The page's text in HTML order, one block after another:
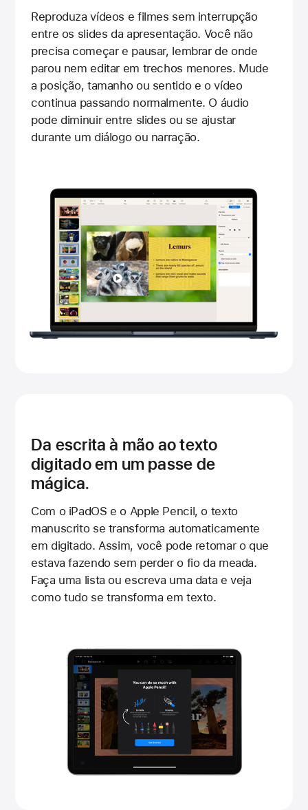
Reproduza vídeos e filmes sem interrupção
entre os slides da apresentação. Você não
precisa começar e pausar, lembrar de onde
parou nem editar em trechos menores. Mude
a posição, tamanho ou sentido e o vídeo
continua passando normalmente. O áudio
pode diminuir entre slides ou se ajustar
durante um diálogo ou narração.
Da escrita à mão ao texto
digitado em um passe de
mágica.
Com o iPadOS e o Apple Pencil, o texto
manuscrito se transforma automaticamente
em digitado. Assim, você pode retomar o que
estava fazendo sem perder o fio da meada.
Faça uma lista ou escreva uma data e veja
como tudo se transforma em texto.